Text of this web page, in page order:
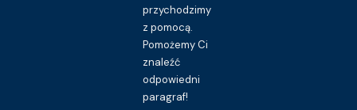
przychodzimy
z pomocą.
Pomożemy Ci
znaleźć
odpowiedni
paragraf!